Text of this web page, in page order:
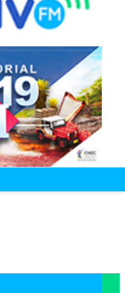
Y Morbilidad Sentida
de Bienestar Social e
Necesidades de
de Proyectos